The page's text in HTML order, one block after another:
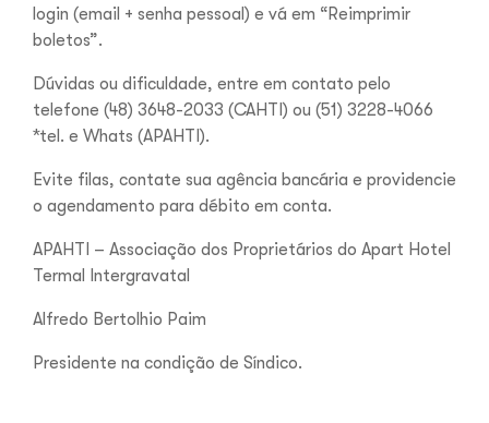
login (email + senha pessoal) e vá em “Reimprimir
boletos”.
Dúvidas ou dificuldade, entre em contato pelo
telefone (48) 3648-2033 (CAHTI) ou (51) 3228-4066
*tel. e Whats (APAHTI).
Evite filas, contate sua agência bancária e providencie
o agendamento para débito em conta.
APAHTI – Associação dos Proprietários do Apart Hotel
Termal Intergravatal
Alfredo Bertolhio Paim
Presidente na condição de Síndico.